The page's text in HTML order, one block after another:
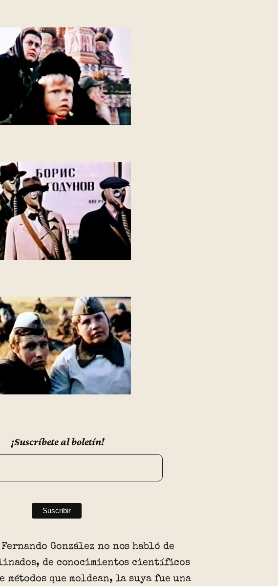
¡Suscríbete al boletín!
González no nos habló de
de conocimientos científicos
métodos que moldean, la suya fue una